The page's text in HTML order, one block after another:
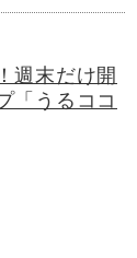
週末だけ開
「うるココ